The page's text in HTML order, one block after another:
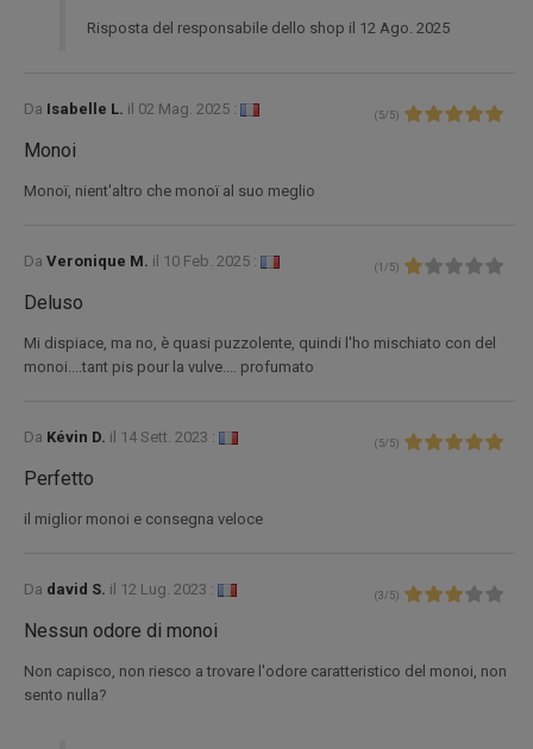
Risposta del responsabile dello shop il 12 Ago. 2025
Da Isabelle L. il 02 Mag. 2025 : ( 5/ 5)
Monoi
Monoï, nient'altro che monoï al suo meglio
Da Veronique M. il 10 Feb. 2025 : ( 1 / 5)
Deluso
Mi dispiace, ma no, è quasi puzzolente, quindi l'ho mischiato con del
monoi....tant pis pour la vulve.... profumato
Da Kévin D. il 14 Sett. 2023 : ( 5/ 5)
Perfetto
il miglior monoi e consegna veloce
Da david S. il 12 Lug. 2023 : (3 / 5)
Nessun odore di monoi
Non capisco, non riesco a trovare l'odore caratteristico del monoi, non
sento nulla?